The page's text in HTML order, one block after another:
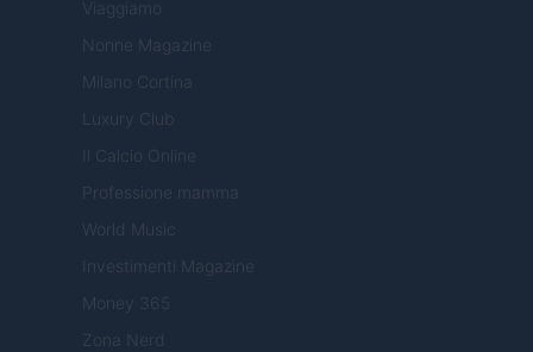
Viaggiamo
Nonne Magazine
Milano Cortina
Luxury Club
Il Calcio Online
Professione mamma
World Music
Investimenti Magazine
Money 365
Zona Nerd